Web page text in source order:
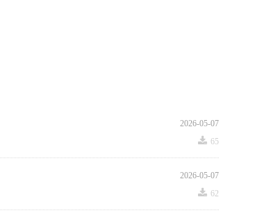
2026-05-07
끂 65
2026-05-07
끂 62